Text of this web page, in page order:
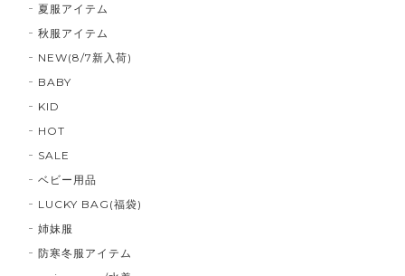
夏服アイテム
秋服アイテム
NEW(8/7新入荷)
BABY
KID
HOT
SALE
ベビー用品
LUCKY BAG(福袋)
姉妹服
防寒冬服アイテム